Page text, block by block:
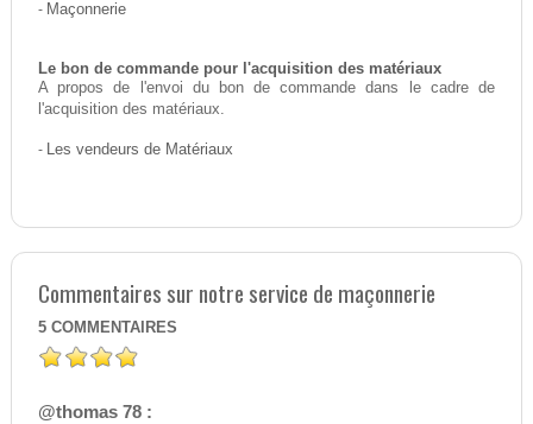
- Maçonnerie
Le bon de commande pour l'acquisition des matériaux
A propos de l'envoi du bon de commande dans le cadre de
l'acquisition des matériaux.
- Les vendeurs de Matériaux
Commentaires sur notre service de maçonnerie
5 COMMENTAIRES
@thomas 78 :